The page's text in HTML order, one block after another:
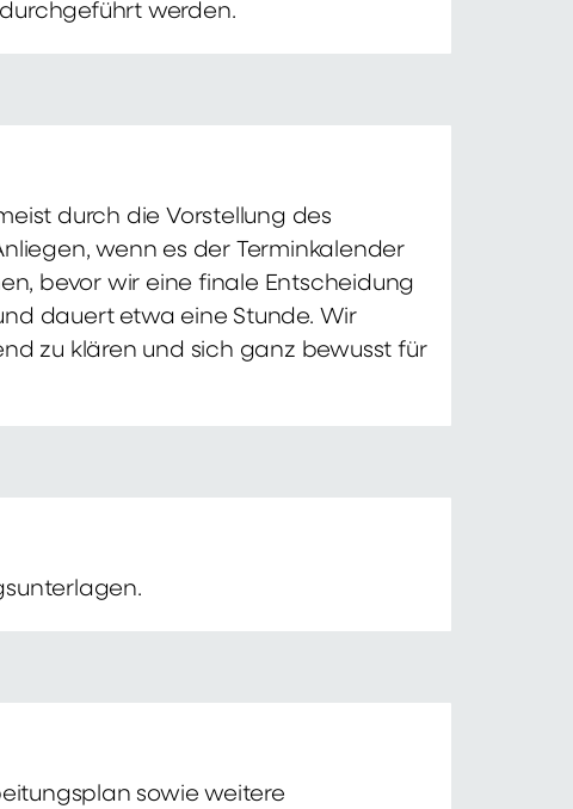
werden.
durch die Vorstellung des
wenn es der Terminkalender
bevor wir eine finale Entscheidung
dauert etwa eine Stunde. Wir
zu klären und sich ganz bewusst für
sowie weitere